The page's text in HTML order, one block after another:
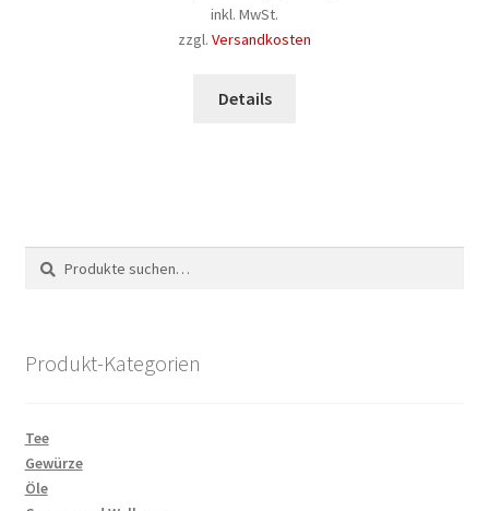
inkl. MwSt.
zzgl. Versandkosten
Details
Optionen
Suche
nach:
Suchen
Produkt-Kategorien
Tee
Gewürze
Öle